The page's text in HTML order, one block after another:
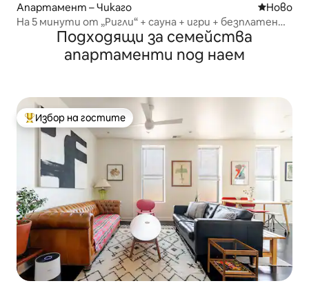
Апартамент – Чикаго Ново
Ново
На 5 минути от „Ригли“ + сауна + игри + безплатен
Подходящи за семейства
апартаменти под наем
Най-популярен избор на гостите
Избор на гостите